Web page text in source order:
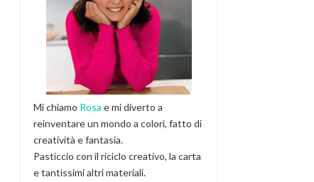
Mi chiamo Rosa e mi diverto a
reinventare un mondo a colori, fatto di
creatività e fantasia.
Pasticcio con il riciclo creativo, la carta
e tantissimi altri materiali.